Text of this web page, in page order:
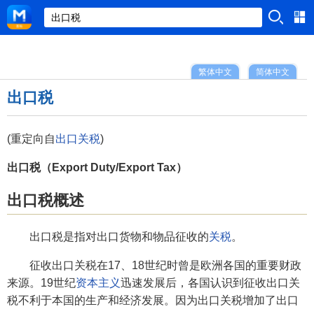
简体中文
繁体中文
出口税
(重定向自出口关税)
出口税（Export Duty/Export Tax）
出口税概述
出口税是指对出口货物和物品征收的关税。
征收出口关税在17、18世纪时曾是欧洲各国的重要财政
来源。19世纪资本主义迅速发展后，各国认识到征收出口关
税不利于本国的生产和经济发展。因为出口关税增加了出口